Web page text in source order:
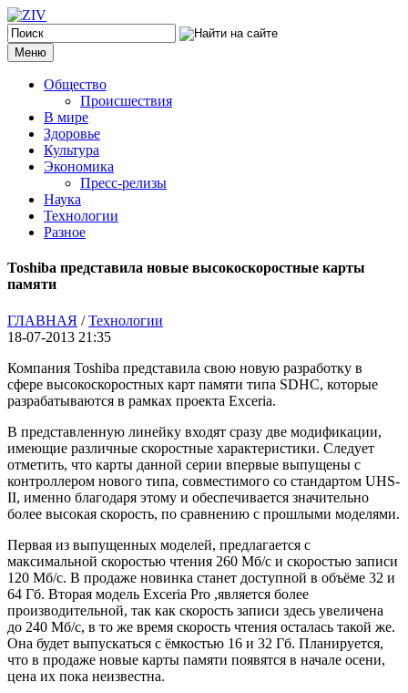
Меню
Общество
Происшествия
В мире
Здоровье
Культура
Экономика
Пресс-релизы
Наука
Технологии
Разное
Toshiba представила новые высокоскоростные карты
памяти
ГЛАВНАЯ /Технологии
18-07-2013 21:35
Компания Toshiba представила свою новую разработку в
сфере высокоскоростных карт памяти типа SDHC, которые
разрабатываются в рамках проекта Exceria.
В представленную линейку входят сразу две модификации,
имеющие различные скоростные характеристики. Следует
отметить, что карты данной серии впервые выпущены с
контроллером нового типа, совместимого со стандартом UHS-
II, именно благодаря этому и обеспечивается значительно
более высокая скорость, по сравнению с прошлыми моделями.
Первая из выпущенных моделей, предлагается с
максимальной скоростью чтения 260 Мб/с и скоростью записи
120 Мб/с. В продаже новинка станет доступной в объёме 32 и
64 Гб. Вторая модель Exceria Pro ,является более
производительной, так как скорость записи здесь увеличена
до 240 Мб/с, в то же время скорость чтения осталась такой же.
Она будет выпускаться с ёмкостью 16 и 32 Гб. Планируется,
что в продаже новые карты памяти появятся в начале осени,
цена их пока неизвестна.